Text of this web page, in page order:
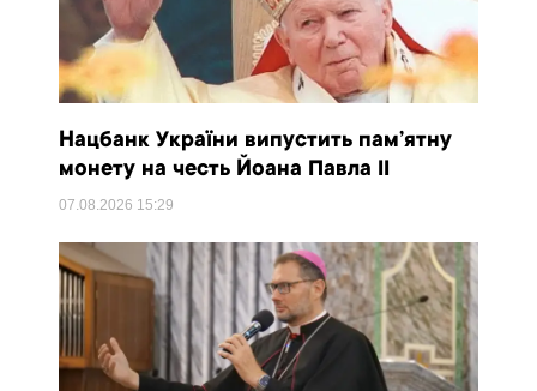
Нацбанк України випустить пам’ятну
монету на честь Йоана Павла II
07.08.2026 15:29